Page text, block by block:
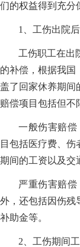
们的权益得到充分
1、工伤出院
工伤职工在出
的补偿，根据我国
盖了回家休养期间
赔偿项目包括但不
一般伤害赔偿
目包括医疗费、
期间的工资以及交
严重伤害赔偿
外，还包括因伤残
补助金等。
2、工伤期间